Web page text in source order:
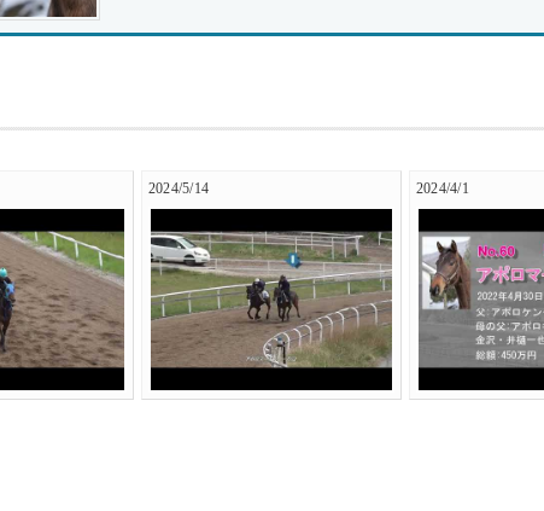
2024/5/14 2024/4/1